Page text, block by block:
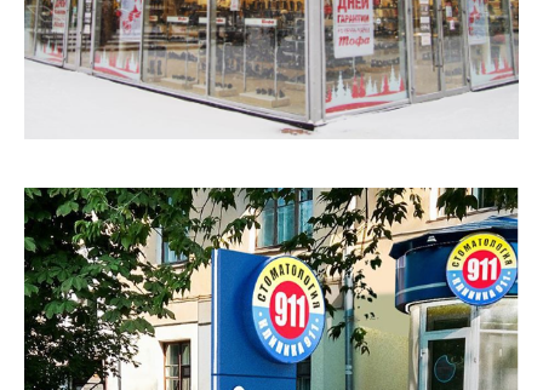
Стоматологическая клиника